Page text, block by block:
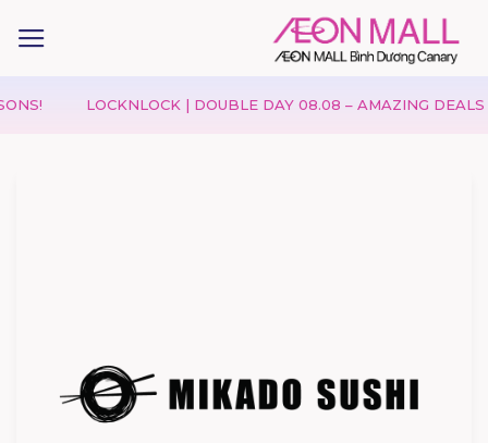
LOCKNLOCK | DOUBLE DAY 08.08 – AMAZING DEALS &